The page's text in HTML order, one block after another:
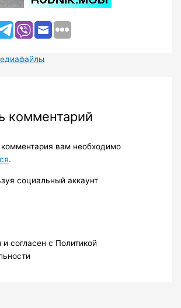
комментарий
вам необходимо
.
социальный аккаунт
и согласен с Политикой